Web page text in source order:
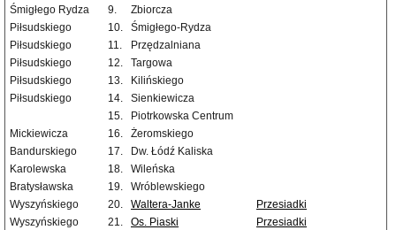
Śmigłego Rydza
9.
Zbiorcza
Piłsudskiego
10.
Śmigłego-Rydza
Piłsudskiego
11.
Przędzalniana
Piłsudskiego
12.
Targowa
Piłsudskiego
13.
Kilińskiego
Piłsudskiego
14.
Sienkiewicza
15.
Piotrkowska Centrum
Mickiewicza
16.
Żeromskiego
Bandurskiego
17.
Dw. Łódź Kaliska
Karolewska
18.
Wileńska
Bratysławska
19.
Wróblewskiego
Wyszyńskiego
20. Waltera-Janke
Przesiadki
Wyszyńskiego
21. Os. Piaski
Przesiadki